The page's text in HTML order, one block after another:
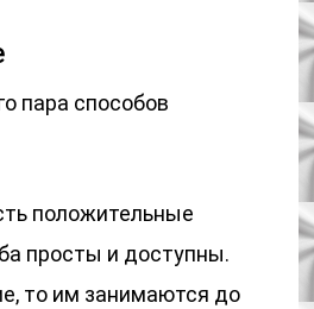
пара способов
положительные
просты и доступны.
то им занимаются до